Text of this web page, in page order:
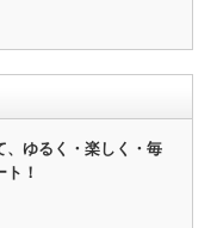
、ゆるく・楽しく・毎
！